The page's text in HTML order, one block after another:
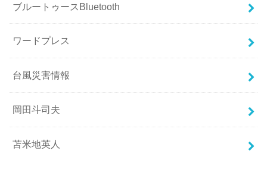
ブルートゥースBluetooth
ワードプレス
台風災害情報
岡田斗司夫
苫米地英人